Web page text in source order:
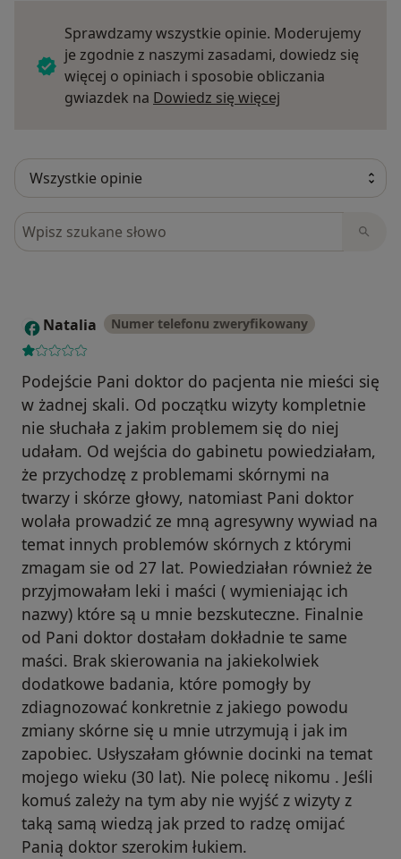
Sprawdzamy wszystkie opinie. Moderujemy
je zgodnie z naszymi zasadami, dowiedz się
więcej o opiniach i sposobie obliczania
gwiazdek na Dowiedz się więcej
Szukaj w opiniach
N Natalia Numer telefonu zweryfikowany
Podejście Pani doktor do pacjenta nie mieści się
w żadnej skali. Od początku wizyty kompletnie
nie słuchała z jakim problemem się do niej
udałam. Od wejścia do gabinetu powiedziałam,
że przychodzę z problemami skórnymi na
twarzy i skórze głowy, natomiast Pani doktor
wolała prowadzić ze mną agresywny wywiad na
temat innych problemów skórnych z którymi
zmagam sie od 27 lat. Powiedziałan również że
przyjmowałam leki i maści ( wymieniając ich
nazwy) które są u mnie bezskuteczne. Finalnie
od Pani doktor dostałam dokładnie te same
maści. Brak skierowania na jakiekolwiek
dodatkowe badania, które pomogły by
zdiagnozować konkretnie z jakiego powodu
zmiany skórne się u mnie utrzymują i jak im
zapobiec. Usłyszałam głównie docinki na temat
mojego wieku (30 lat). Nie polecę nikomu . Jeśli
komuś zależy na tym aby nie wyjść z wizyty z
taką samą wiedzą jak przed to radzę omijać
Panią doktor szerokim łukiem.